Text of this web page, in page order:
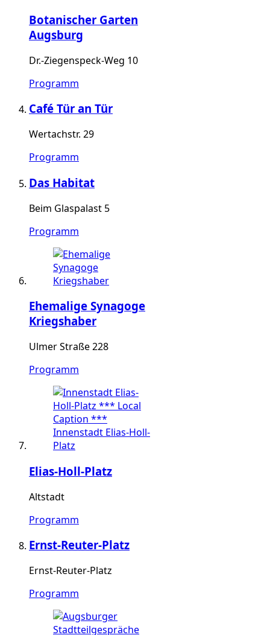
Botanischer Garten
Augsburg
Dr.-Ziegenspeck-Weg 10
Programm
Café Tür an Tür
Wertachstr. 29
Programm
Das Habitat
Beim Glaspalast 5
Programm
Ehemalige Synagoge
Kriegshaber
Ulmer Straße 228
Programm
Elias-Holl-Platz
Altstadt
Programm
Ernst-Reuter-Platz
Ernst-Reuter-Platz
Programm